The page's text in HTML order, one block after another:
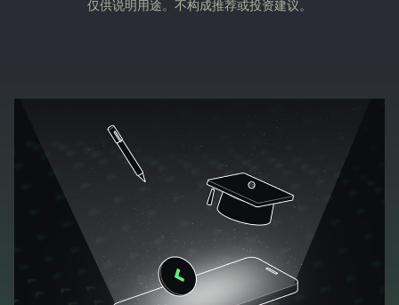
仅供说明用途。不构成推荐或投资建议。